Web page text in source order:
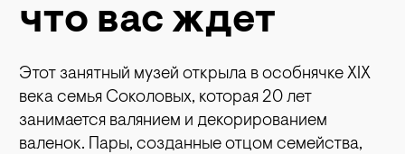
что вас ждет
Этот занятный музей открыла в особнячке XIX
века семья Соколовых, которая 20 лет
занимается валянием и декорированием
валенок. Пары, созданные отцом семейства,